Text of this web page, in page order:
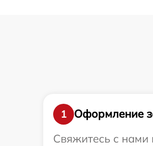
1
Оформление
Свяжитесь с нами